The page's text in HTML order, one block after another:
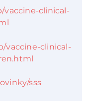
vaccine-clinical-
vaccine-clinical-
sss